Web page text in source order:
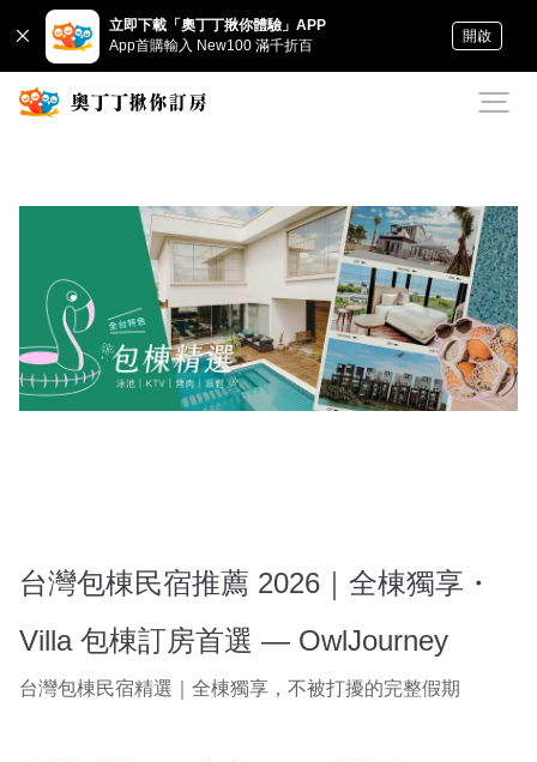
立即下載「奧丁丁揪你體驗」APP
App首購輸入 New100 滿千折百
開啟
台灣包棟民宿推薦 2026｜全棟獨享・
Villa 包棟訂房首選 — OwlJourney
台灣包棟民宿精選｜全棟獨享，不被打擾的完整假期